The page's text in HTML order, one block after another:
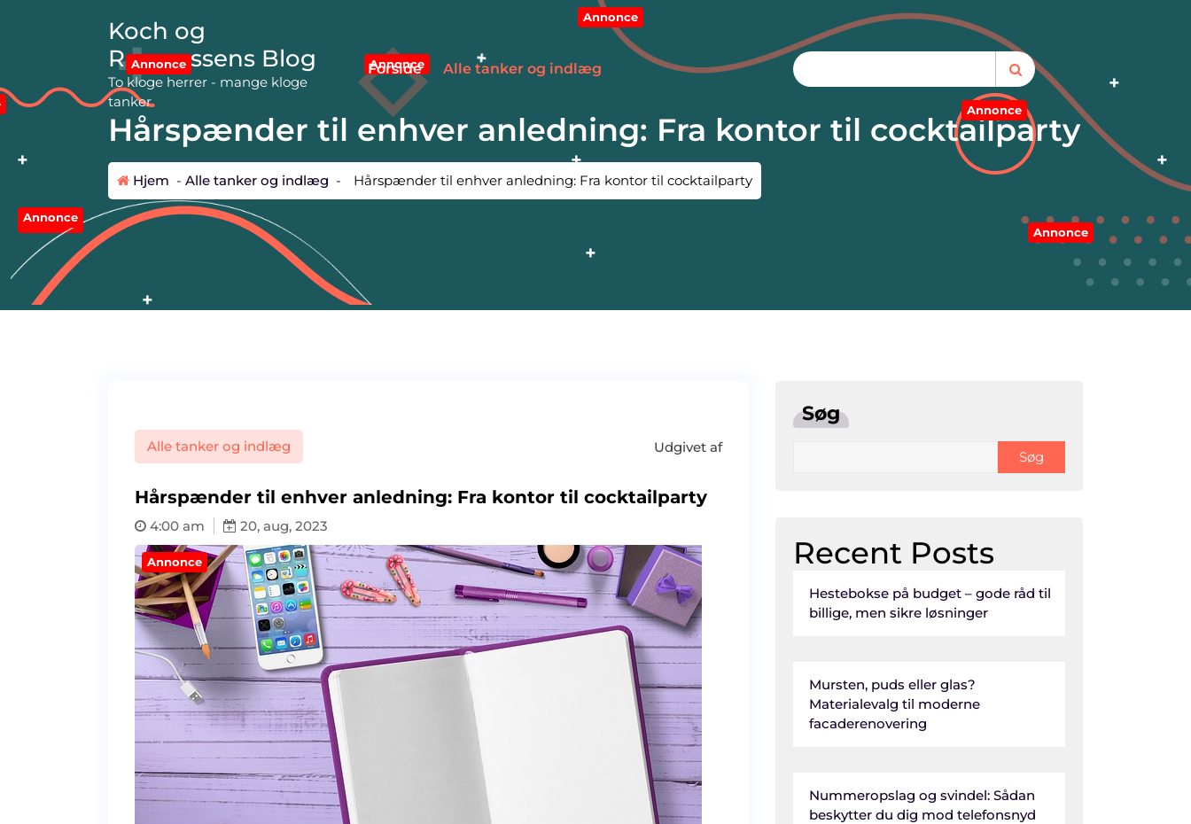
r
e
Koch og
Rasmussens Blog
To kloge herrer - mange kloge
tanker
Forside Alle tanker og indlæg
Annonce
Annonce Annonce
Annonce
Annonce
Annonce
Annonce
Hårspænder til enhver anledning: Fra kontor til cocktailparty
Hjem - Alle tanker og indlæg - Hårspænder til enhver anledning: Fra kontor til cocktailparty
Alle tanker og indlæg Udgivet af
Hårspænder til enhver anledning: Fra kontor til cocktailparty
4:00 am 20, aug, 2023
Annonce
Søg
Søg
Recent Posts
Hestebokse på budget – gode råd til
billige, men sikre løsninger
Mursten, puds eller glas?
Materialevalg til moderne
facaderenovering
Nummeropslag og svindel: Sådan
beskytter du dig mod telefonsnyd